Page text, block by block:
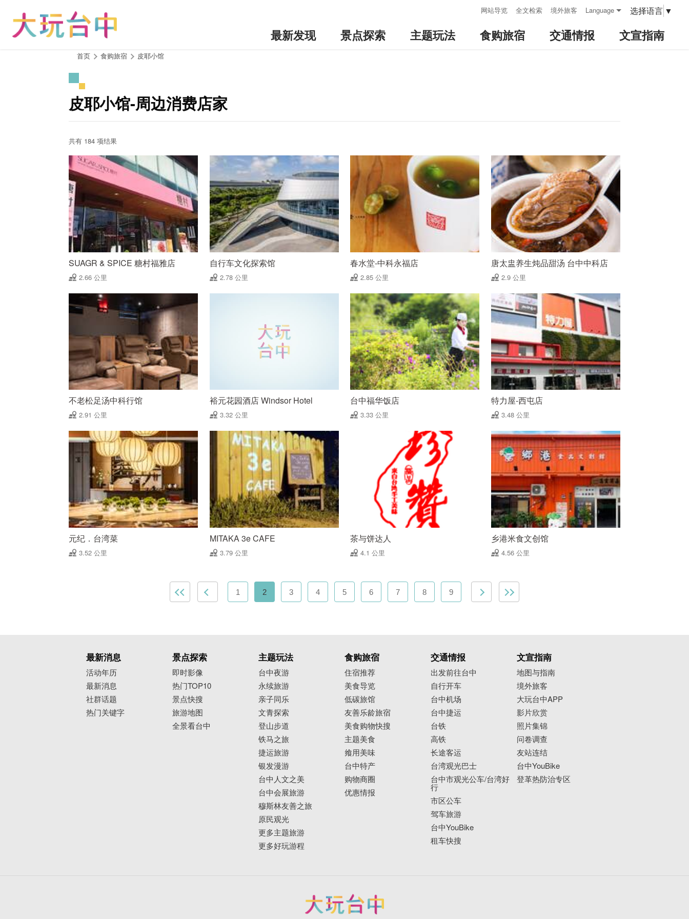
网站导览 全文检索 境外旅客 Language 选择语言 ▼
最新发现 景点探索 主题玩法 食购旅宿 交通情报 文宣指南
首页 食购旅宿 皮耶小馆
皮耶小馆-周边消费店家
共有 184 项结果
SUAGR & SPICE 糖村福雅店
2.66 公里
自行车文化探索馆
2.78 公里
春水堂-中科永福店
2.85 公里
唐太盅养生炖品甜汤 台中中科店
2.9 公里
不老松足汤中科行馆
2.91 公里
裕元花园酒店 Windsor Hotel
3.32 公里
台中福华饭店
3.33 公里
特力屋-西屯店
3.48 公里
元纪．台湾菜
3.52 公里
MITAKA 3e CAFE
3.79 公里
茶与饼达人
4.1 公里
乡港米食文创馆
4.56 公里
1 2 3 4 5 6 7 8 9
最新消息
活动年历
最新消息
社群话题
热门关键字
景点探索
即时影像
热门TOP10
景点快搜
旅游地图
全景看台中
主题玩法
台中夜游
永续旅游
亲子同乐
文青探索
登山步道
铁马之旅
捷运旅游
银发漫游
台中人文之美
台中会展旅游
穆斯林友善之旅
原民观光
更多主题旅游
更多好玩游程
食购旅宿
住宿推荐
美食导览
低碳旅馆
友善乐龄旅宿
美食购物快搜
主题美食
飨用美味
台中特产
购物商圈
优惠情报
交通情报
出发前往台中
自行开车
台中机场
台中捷运
台铁
高铁
长途客运
台湾观光巴士
台中市观光公车/台湾好
行
市区公车
驾车旅游
台中YouBike
租车快搜
文宣指南
地图与指南
境外旅客
大玩台中APP
影片欣赏
照片集锦
问卷调查
友站连结
台中YouBike
登革热防治专区